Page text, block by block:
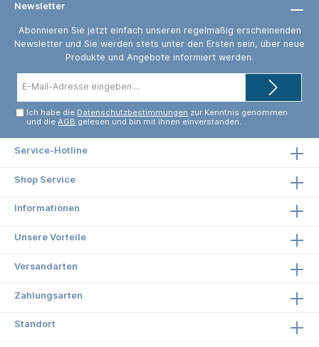
Newsletter
Abonnieren Sie jetzt einfach unseren regelmäßig erscheinenden
Newsletter und Sie werden stets unter den Ersten sein, über neue
Produkte und Angebote informiert werden.
Mail-
Ich habe die Datenschutzbestimmungen zur Kenntnis genommen
und dieAGB gelesen und bin mit ihnen einverstanden.
Service-Hotline
Shop Service
Informationen
Unsere Vorteile
Versandarten
Zahlungsarten
Standort